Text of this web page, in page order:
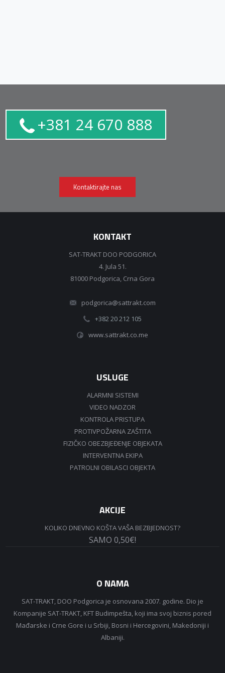
+381 24 670 888
Kontaktirajte nas
KONTAKT
SAT-TRAKT DOO PODGORICA
4. Jula 51.
81000 Podgorica, Crna Gora
podgorica@sattrakt.com
+382 20 212 105
www.sattrakt.co.me
USLUGE
ALARMNI SISTEMI
VIDEO NADZOR
KONTROLA PRISTUPA
PROTIVPOŽARNA ZAŠTITA
FIZIČKO OBEZBJEĐENJE OBJEKATA
INTERVENTNA EKIPA
PATROLNI OBILASCI OBJEKTA
AKCIJE
KOLIKO DNEVNO KOŠTA VAŠA BEZBJEDNOST?
SAMO 0,50€!
O NAMA
SAT-TRAKT, DOO Podgorica je osnovana 2007. godine. Dio je
Kompanije SAT-TRAKT, KFT Budimpešta, koji ima svoj biznis pored
Mađarske i Crne Gore i u Srbiji, Bosni i Hercegovini, Makedoniji i
Albaniji.